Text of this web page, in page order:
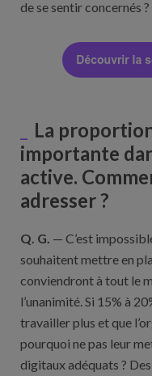
de se sentir concernés ?
La
importante
active.
adresser ?
Q. G. — C’est
souhaitent mettre en
conviendront à tout le
l’unanimité. Si 15% à
travailler plus et que
pourquoi ne pas leur
digitaux adéquats ?